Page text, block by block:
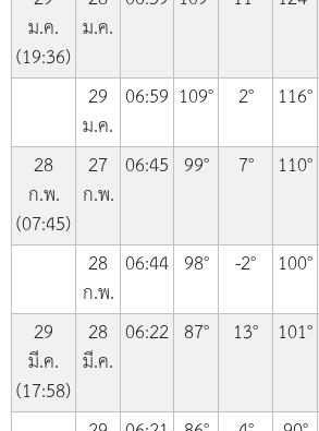
ม.ค.
(19:36)
ม.ค.
29
ม.ค.
06:59 109° 2° 116°
28
ก.พ.
(07:45)
27
ก.พ.
06:45 99° 7° 110°
28
ก.พ.
06:44 98° -2° 100°
29
มี.ค.
(17:58)
28
มี.ค.
06:22 87° 13° 101°